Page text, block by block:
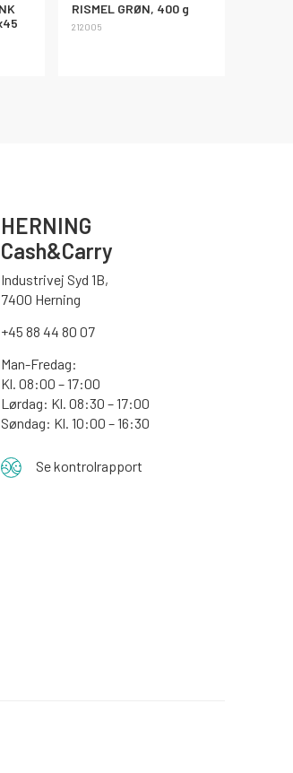
RISMEL GRØN, 400 g
212005
HERNING
Cash&Carry
Industrivej Syd 1B,
7400 Herning
+45 88 44 80 07
Man-Fredag:
Kl. 08:00 – 17:00
Lørdag: Kl. 08:30 – 17:00
Søndag: Kl. 10:00 – 16:30
Se kontrolrapport